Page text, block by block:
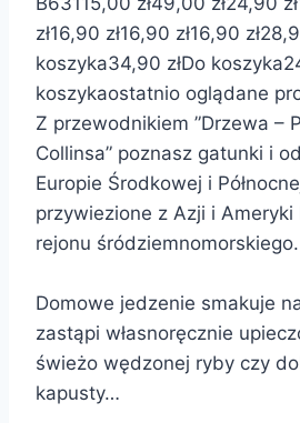
zł16,90 zł16,90 zł16,90 zł
koszyka34,90 złDo koszyka
koszykaostatnio oglądane
Z przewodnikiem ”Drzewa –
Collinsa” poznasz gatunki i
Europie Środkowej i
przywiezione z Azji i Ameryki
rejonu śródziemnomorskiego.
Domowe jedzenie smakuje
zastąpi własnoręcznie
świeżo wędzonej ryby czy
kapusty…